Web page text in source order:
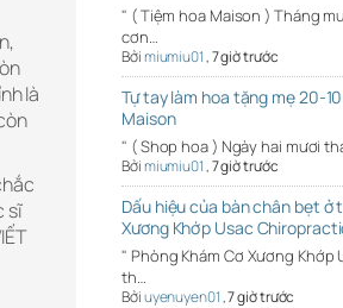
là
sĩ
" ( Tiệm hoa Maison ) Tháng
cơn…
Bởimiumiu01,7 giờ trước
Tự tay làm hoa tặng mẹ 20-
Maison
" ( Shop hoa ) Ngày hai mươi
Bởimiumiu01,7 giờ trước
Dấu hiệu của bàn chân bẹt ở
Xương Khớp Usac
" Phòng Khám Cơ Xương
th…
Bởiuyenuyen01,7 giờ trước